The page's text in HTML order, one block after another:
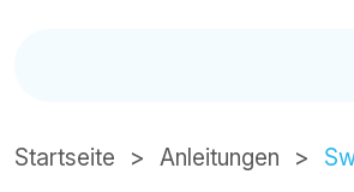
Startseite Anleitungen